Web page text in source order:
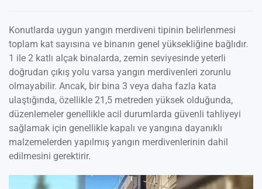
Konutlarda uygun yangın merdiveni tipinin belirlenmesi
toplam kat sayısına ve binanın genel yüksekliğine bağlıdır.
1 ile 2 katlı alçak binalarda, zemin seviyesinde yeterli
doğrudan çıkış yolu varsa yangın merdivenleri zorunlu
olmayabilir. Ancak, bir bina 3 veya daha fazla kata
ulaştığında, özellikle 21,5 metreden yüksek olduğunda,
düzenlemeler genellikle acil durumlarda güvenli tahliyeyi
sağlamak için genellikle kapalı ve yangına dayanıklı
malzemelerden yapılmış yangın merdivenlerinin dahil
edilmesini gerektirir.